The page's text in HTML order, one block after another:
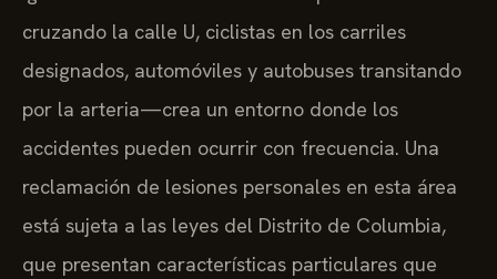
cruzando la calle U, ciclistas en los carriles
designados, automóviles y autobuses transitando
por la arteria—crea un entorno donde los
accidentes pueden ocurrir con frecuencia. Una
reclamación de lesiones personales en esta área
está sujeta a las leyes del Distrito de Columbia,
que presentan características particulares que